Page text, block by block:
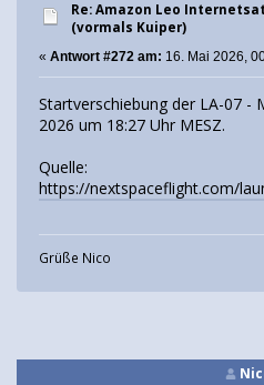
Re: Amazon Leo
(vormals Kuiper)
« Antwort #272 am: 16. Mai 2026,
Startverschiebung der LA-07 -
2026 um 18:27 Uhr MESZ.
Quelle:
https://nextspaceflight.com/
Grüße Nico